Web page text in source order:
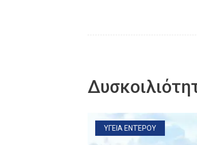
ΥΓΕΙΑ ΕΝΤΈΡΟΥ